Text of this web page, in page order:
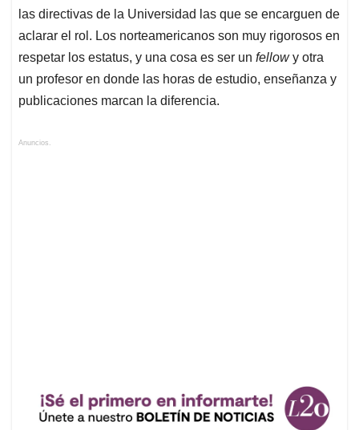
las directivas de la Universidad las que se encarguen de
aclarar el rol. Los norteamericanos son muy rigorosos en
respetar los estatus, y una cosa es ser un fellowy otra
un profesor en donde las horas de estudio, enseñanza y
publicaciones marcan la diferencia.
Anuncios.